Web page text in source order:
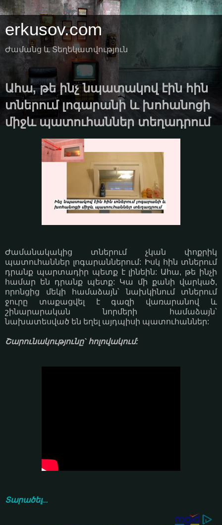
erkusov.com
Ժամանց և Տեղեկատվություն
Ահա, թե ինչ նպատակով էին հին
տներում լոգարանի և խոհանոցի
միջև պատուհաններ տեղադրում
Ժամանակակից տներում չկան փոքրիկ
պատուհաններ լոգարաններում: Իսկ հին տներում
դրանք պարտադիր պետք է լինեին: Ահա, թե ինչի
համար են դրանք պետք: Կա մի քանի վարկած,
որոնցից մեկի համաձայն՝ նախկինում տներում
ջուրը տաքացվել է գազի վառարանով և
շինարարական նորմերի համաձայն՝
նախատեսված են եղել այդպիսի պատուհաններ:
Շարունակությունը` հոլովակում:
Տարածել...